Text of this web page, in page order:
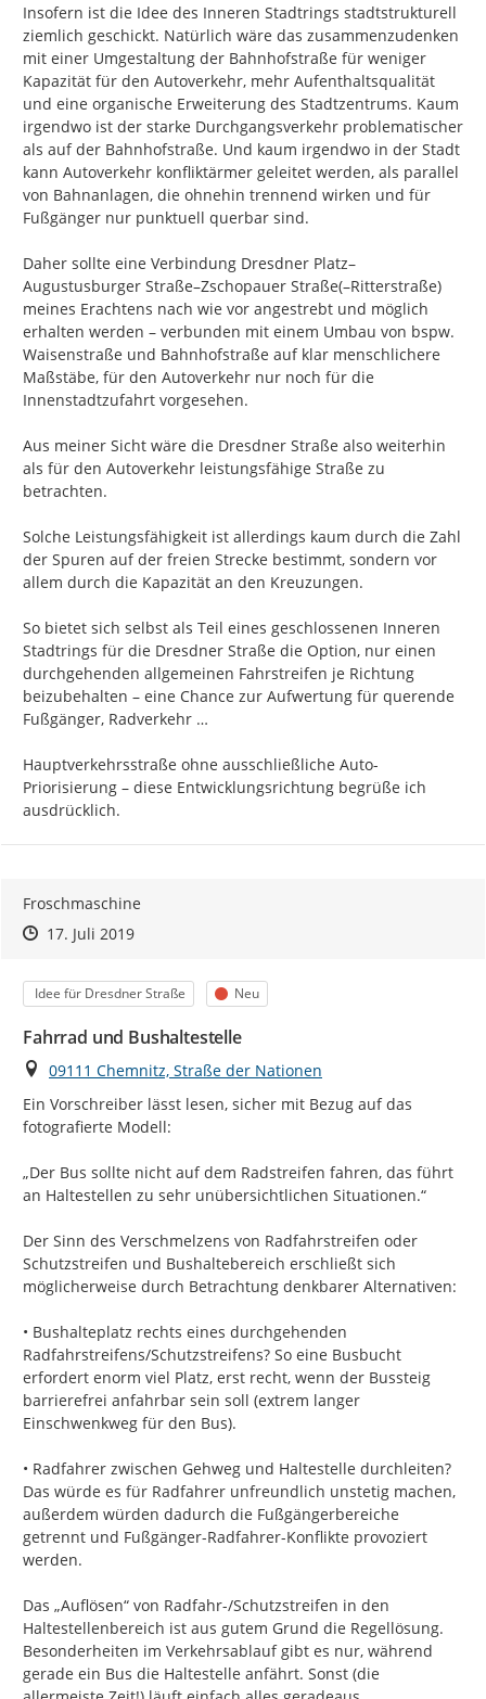
Insofern ist die Idee des Inneren Stadtrings stadtstrukturell
ziemlich geschickt. Natürlich wäre das zusammenzudenken
mit einer Umgestaltung der Bahnhofstraße für weniger
Kapazität für den Autoverkehr, mehr Aufenthaltsqualität
und eine organische Erweiterung des Stadtzentrums. Kaum
irgendwo ist der starke Durchgangsverkehr problematischer
als auf der Bahnhofstraße. Und kaum irgendwo in der Stadt
kann Autoverkehr konfliktärmer geleitet werden, als parallel
von Bahnanlagen, die ohnehin trennend wirken und für
Fußgänger nur punktuell querbar sind.
Daher sollte eine Verbindung Dresdner Platz–
Augustusburger Straße–Zschopauer Straße(–Ritterstraße)
meines Erachtens nach wie vor angestrebt und möglich
erhalten werden – verbunden mit einem Umbau von bspw.
Waisenstraße und Bahnhofstraße auf klar menschlichere
Maßstäbe, für den Autoverkehr nur noch für die
Innenstadtzufahrt vorgesehen.
Aus meiner Sicht wäre die Dresdner Straße also weiterhin
als für den Autoverkehr leistungsfähige Straße zu
betrachten.
Solche Leistungsfähigkeit ist allerdings kaum durch die Zahl
der Spuren auf der freien Strecke bestimmt, sondern vor
allem durch die Kapazität an den Kreuzungen.
So bietet sich selbst als Teil eines geschlossenen Inneren
Stadtrings für die Dresdner Straße die Option, nur einen
durchgehenden allgemeinen Fahrstreifen je Richtung
beizubehalten – eine Chance zur Aufwertung für querende
Fußgänger, Radverkehr …
Hauptverkehrsstraße ohne ausschließliche Auto-
Priorisierung – diese Entwicklungsrichtung begrüße ich
Froschmaschine
Zeitpunkt des Erstellens
Zeitpunkt des Erstellens
17. Juli 2019Zur Äußerung
Kategorie
Idee für Dresdner Straße Status
Neu
Fahrrad und Bushaltestelle
Ort
09111 Chemnitz, Straße der Nationen
Ein Vorschreiber lässt lesen, sicher mit Bezug auf das
fotografierte Modell:
„Der Bus sollte nicht auf dem Radstreifen fahren, das führt
an Haltestellen zu sehr unübersichtlichen Situationen.“
Der Sinn des Verschmelzens von Radfahrstreifen oder
Schutzstreifen und Bushaltebereich erschließt sich
möglicherweise durch Betrachtung denkbarer Alternativen:
• Bushalteplatz rechts eines durchgehenden
Radfahrstreifens/Schutzstreifens? So eine Busbucht
erfordert enorm viel Platz, erst recht, wenn der Bussteig
barrierefrei anfahrbar sein soll (extrem langer
Einschwenkweg für den Bus).
• Radfahrer zwischen Gehweg und Haltestelle durchleiten?
Das würde es für Radfahrer unfreundlich unstetig machen,
außerdem würden dadurch die Fußgängerbereiche
getrennt und Fußgänger-Radfahrer-Konflikte provoziert
werden.
Das „Auflösen“ von Radfahr-/Schutzstreifen in den
Haltestellenbereich ist aus gutem Grund die Regellösung.
Besonderheiten im Verkehrsablauf gibt es nur, während
gerade ein Bus die Haltestelle anfährt. Sonst (die